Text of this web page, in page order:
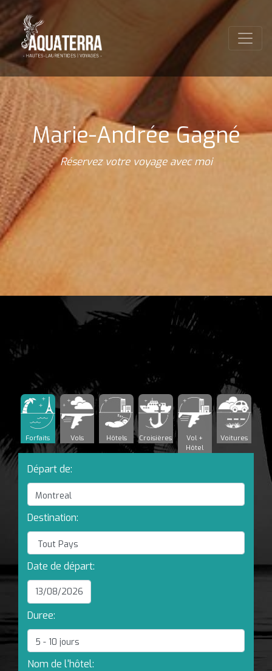
Marie-Andrée Gagné
Réservez votre voyage avec moi
Forfaits Vols Hôtels Croisières
Vol +
Hôtel
Voitures
Départ de:
Destination:
Date de départ:
Duree:
Nom de l'hôtel: